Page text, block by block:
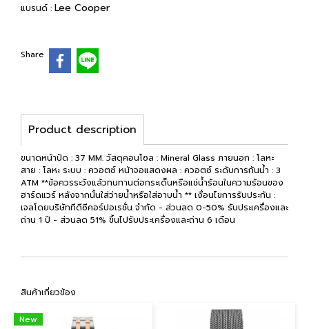
แบรนด์ : Lee Cooper
Share
Product description
ขนาดหน้าปัด : 37 MM. วัสดุคอนโซล : Mineral Glass ภายนอก : โลหะ
สาย : โลหะ ระบบ : ควอตซ์ หน้าจอแสดงผล : ควอตซ์ ระดับการกันน้ำ : 3
ATM **ข้อควรระวังแล้วทนทานต่อกระเด็นหรือแช่น้ำร้อนในความร้อนของ
ฮาร์ดแวร์ หลังจากนั้นใส่ว่ายน้ำหรือใส่อาบน้ำ ** เงื่อนไขการรับประกัน :
เจลโดยบริษัททีดีซีคอร์ปอเรชั่น จำกัด - ส่วนลด 0-50% รับประเครื่องและ
ถ่าน 1 ปี - ส่วนลด 51% ขึ้นไปรับประเครื่องและถ่าน 6 เดือน
สินค้าเกี่ยวข้อง
New